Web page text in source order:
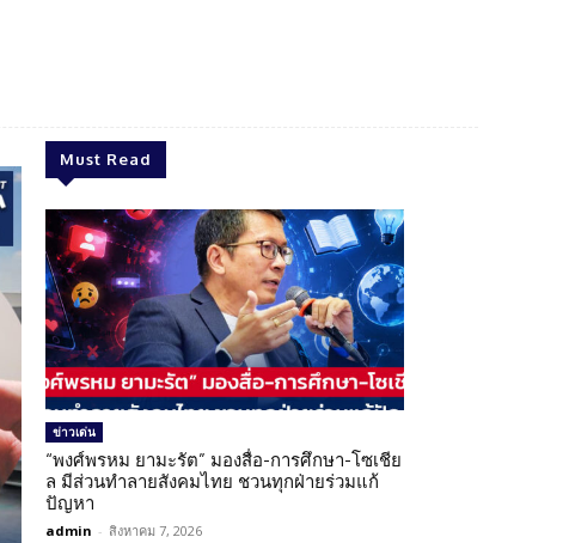
Must Read
ข่าวเด่น
“พงศ์พรหม ยามะรัต” มองสื่อ-การศึกษา-โซเชีย
ล มีส่วนทำลายสังคมไทย ชวนทุกฝ่ายร่วมแก้
ปัญหา
admin - สิงหาคม 7, 2026